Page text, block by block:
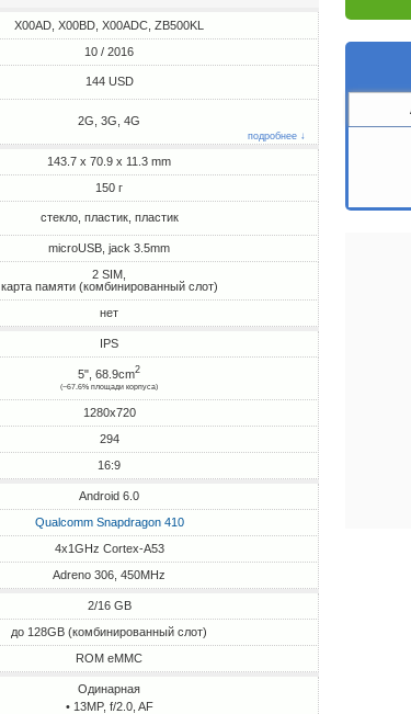
X00AD, X00BD, X00ADC, ZB500KL
10 / 2016
144 USD
2G, 3G, 4G
подробнее ↓
143.7 x 70.9 x 11.3 mm
150 г
стекло, пластик, пластик
microUSB, jack 3.5mm
2 SIM,
карта памяти (комбинированный слот)
нет
IPS
5", 68.9cm2
(~67.6% площади корпуса)
1280x720
294
16:9
Android 6.0
Qualcomm Snapdragon 410
4x1GHz Cortex-A53
Adreno 306, 450MHz
2/16 GB
до 128GB (комбинированный слот)
ROM eMMC
Одинарная
• 13MP, f/2.0, AF